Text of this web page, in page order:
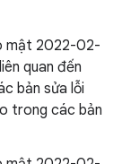
mật 2022-02-
quan đến
bản sửa lỗi
trong các bản